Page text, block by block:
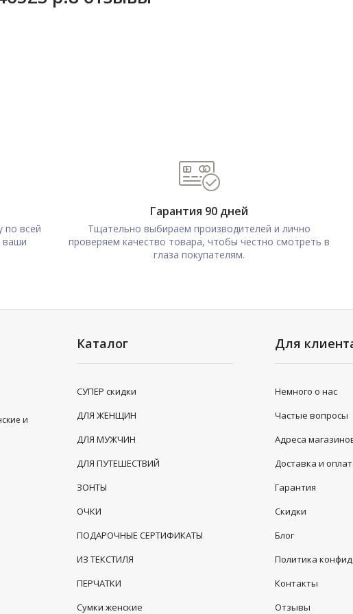
по всей
ваши
Гарантия 90 дней
Тщательно выбираем производителей и лично
проверяем качество товара, чтобы честно смотреть в
глаза покупателям.
и
Каталог
СУПЕР скидки
ДЛЯ ЖЕНЩИН
ДЛЯ МУЖЧИН
ДЛЯ ПУТЕШЕСТВИЙ
ЗОНТЫ
ОЧКИ
ПОДАРОЧНЫЕ СЕРТИФИКАТЫ
ИЗ ТЕКСТИЛЯ
ПЕРЧАТКИ
Сумки женские
Для
Немного о нас
Частые вопросы
Адреса
Доставка и
Гарантия
Скидки
Блог
Политика
Контакты
Отзывы